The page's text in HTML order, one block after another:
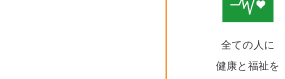
全ての人に
健康と福祉を